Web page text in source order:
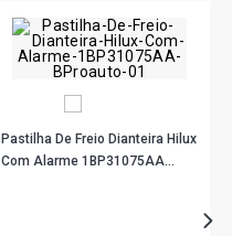
Pastilha De Freio Dianteira Hilux
Com Alarme 1BP31075AA